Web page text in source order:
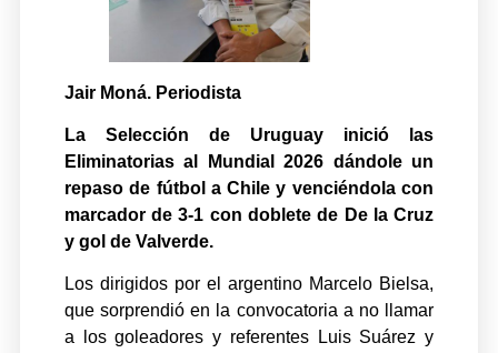
Jair Moná. Periodista
La Selección de Uruguay inició las
Eliminatorias al Mundial 2026 dándole un
repaso de fútbol a Chile y venciéndola con
marcador de 3-1 con doblete de De la Cruz
y gol de Valverde.
Los dirigidos por el argentino Marcelo Bielsa,
que sorprendió en la convocatoria a no llamar
a los goleadores y referentes Luis Suárez y